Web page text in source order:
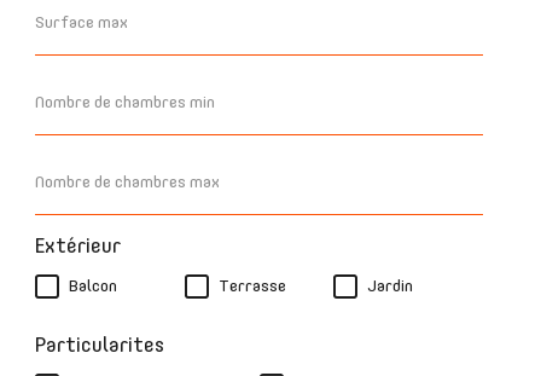
max
de
chambres
de
chambres
max
Extérieur
Balcon Terrasse Jardin
Particularites